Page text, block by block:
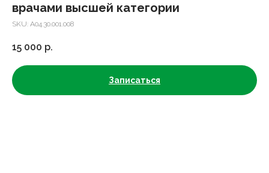
врачами высшей категории
SKU: А04.30.001.008
15 000 р.
Записаться